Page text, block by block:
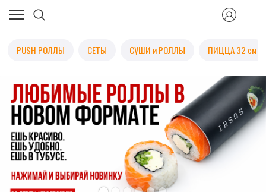
PUSH РОЛЛЫ СЕТЫ СУШИ и РОЛЛЫ ПИЦЦА 32 см